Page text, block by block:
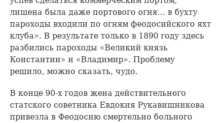
лишена была даже портового огня… в бухту
пароходы входили по огням феодосийского яхт
клуба». В результате только в 1890 году здесь
разбились пароходы «Великий князь
Константин» и «Владимир». Проблему
решило, можно сказать, чудо.
В конце 90-х годов жена действительного
статского советника Евдокия Рукавишникова
привезла в Феодосию смертельно больного